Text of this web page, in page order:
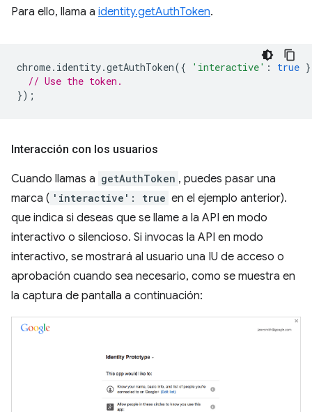
Para ello, llama a identity.getAuthToken.
chrome. identity.getAuthToken({ 'interactive' : true
// Use the token.
});
Interacción con los usuarios
Cuando llamas a getAuthToken , puedes pasar una
marca ( 'interactive': true en el ejemplo anterior).
que indica si deseas que se llame a la API en modo
interactivo o silencioso. Si invocas la API en modo
interactivo, se mostrará al usuario una IU de acceso o
aprobación cuando sea necesario, como se muestra en
la captura de pantalla a continuación: